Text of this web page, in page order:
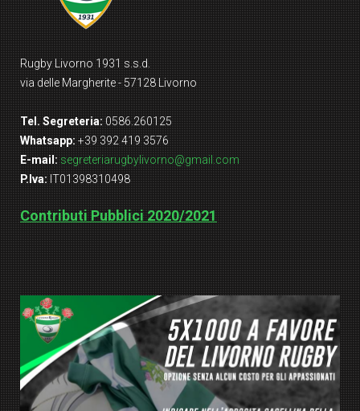
Rugby Livorno 1931 s.s.d.
via delle Margherite - 57128 Livorno
Tel. Segreteria: 0586.260125
Whatsapp: +39 392 419 3576
E-mail: segreteriarugbylivorno@gmail.com
P.Iva: IT01398310498
Contributi Pubblici 2020/2021